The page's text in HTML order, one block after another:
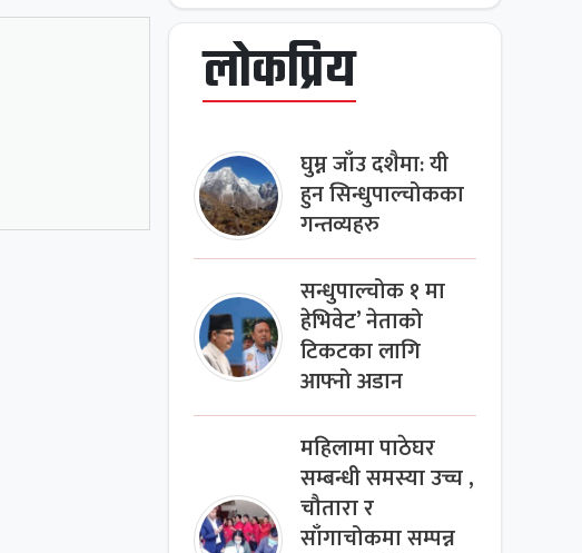
लोकप्रिय
घुम्न जाँउ दशैमा: यी
हुन सिन्धुपाल्चोकका
गन्तव्यहरु
सन्धुपाल्चोक १ मा
हेभिवेट’ नेताको
टिकटका लागि
आफ्नो अडान
महिलामा पाठेघर
सम्बन्धी समस्या उच्च ,
चौतारा र
साँगाचोकमा सम्पन्न